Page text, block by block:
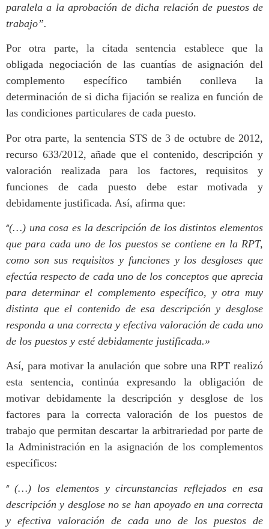
paralela a la aprobación de dicha relación de puestos de
trabajo”.
Por otra parte, la citada sentencia establece que la
obligada negociación de las cuantías de asignación del
complemento específico también conlleva la
determinación de si dicha fijación se realiza en función de
las condiciones particulares de cada puesto.
Por otra parte, la sentencia STS de 3 de octubre de 2012,
recurso 633/2012, añade que el contenido, descripción y
valoración realizada para los factores, requisitos y
funciones de cada puesto debe estar motivada y
debidamente justificada. Así, afirma que:
“(…) una cosa es la descripción de los distintos elementos
que para cada uno de los puestos se contiene en la RPT,
como son sus requisitos y funciones y los desgloses que
efectúa respecto de cada uno de los conceptos que aprecia
para determinar el complemento específico, y otra muy
distinta que el contenido de esa descripción y desglose
responda a una correcta y efectiva valoración de cada uno
de los puestos y esté debidamente justificada.»
Así, para motivar la anulación que sobre una RPT realizó
esta sentencia, continúa expresando la obligación de
motivar debidamente la descripción y desglose de los
factores para la correcta valoración de los puestos de
trabajo que permitan descartar la arbitrariedad por parte de
la Administración en la asignación de los complementos
específicos:
“ (…) los elementos y circunstancias reflejados en esa
descripción y desglose no se han apoyado en una correcta
y efectiva valoración de cada uno de los puestos de